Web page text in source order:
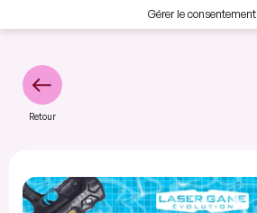
Gérer le consentement
Retour